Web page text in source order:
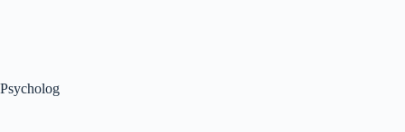
Psycholog